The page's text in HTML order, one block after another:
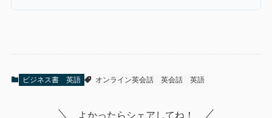
ビジネス書 英語 オンライン英会話 英会話 英語
よかったらシェアしてね！